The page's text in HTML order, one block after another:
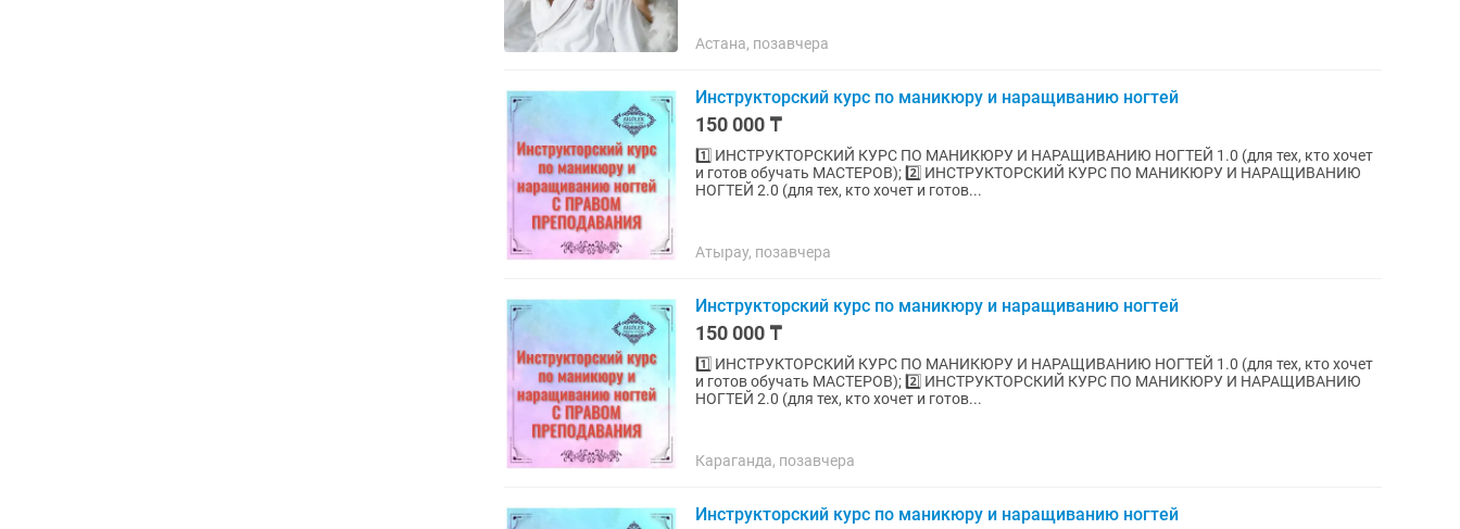
Астана, позавчера
Инструкторский курс по маникюру и наращиванию ногтей
150 000 ₸
1️⃣ ИНСТРУКТОРСКИЙ КУРС ПО МАНИКЮРУ И НАРАЩИВАНИЮ НОГТЕЙ 1.0 (для тех, кто хочет
и готов обучать МАСТЕРОВ); 2️⃣ ИНСТРУКТОРСКИЙ КУРС ПО МАНИКЮРУ И НАРАЩИВАНИЮ
НОГТЕЙ 2.0 (для тех, кто хочет и готов...
Атырау, позавчера
Инструкторский курс по маникюру и наращиванию ногтей
150 000 ₸
1️⃣ ИНСТРУКТОРСКИЙ КУРС ПО МАНИКЮРУ И НАРАЩИВАНИЮ НОГТЕЙ 1.0 (для тех, кто хочет
и готов обучать МАСТЕРОВ); 2️⃣ ИНСТРУКТОРСКИЙ КУРС ПО МАНИКЮРУ И НАРАЩИВАНИЮ
НОГТЕЙ 2.0 (для тех, кто хочет и готов...
Караганда, позавчера
Инструкторский курс по маникюру и наращиванию ногтей